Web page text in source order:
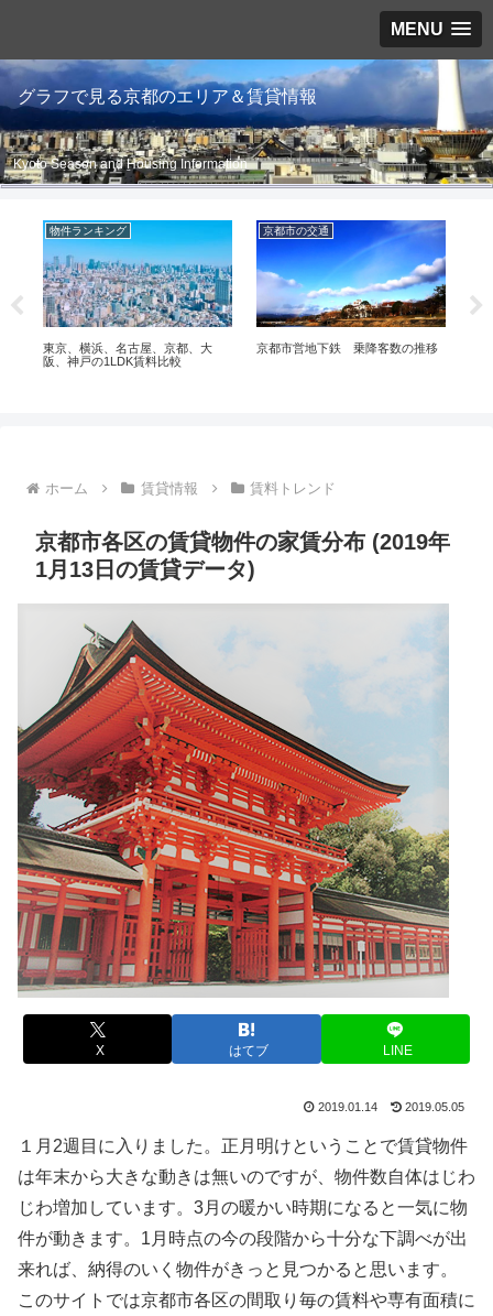
MENU
グラフで見る京都のエリア＆賃貸情報
Kyoto Season and Housing Information
物件ランキング
東京、横浜、名古屋、京都、大
阪、神戸の1LDK賃料比較
京都市の交通
京都市営地下鉄 乗降客数の推移
ホーム 賃貸情報 賃料トレンド
京都市各区の賃貸物件の家賃分布 (2019年
1月13日の賃貸データ)
X はてブ LINE
2019.01.14 2019.05.05
１月2週目に入りました。正月明けということで賃貸物件
は年末から大きな動きは無いのですが、物件数自体はじわ
じわ増加しています。3月の暖かい時期になると一気に物
件が動きます。1月時点の今の段階から十分な下調べが出
来れば、納得のいく物件がきっと見つかると思います。
このサイトでは京都市各区の間取り毎の賃料や専有面積に